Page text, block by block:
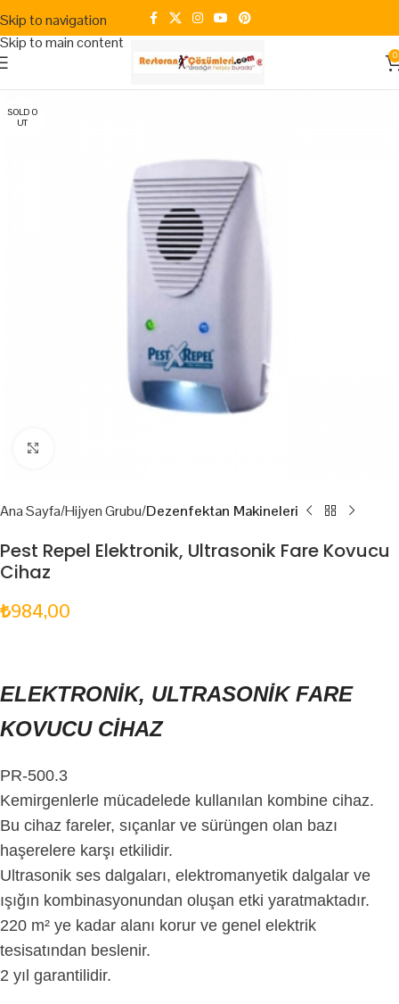
Skip to navigation
Skip to main content
0
SOLD O
UT
Ana Sayfa Hijyen Grubu Dezenfektan Makineleri
Pest Repel Elektronik, Ultrasonik Fare Kovucu
Cihaz
₺984,00
ELEKTRONİK, ULTRASONİK FARE
KOVUCU CİHAZ
PR-500.3
Kemirgenlerle mücadelede kullanılan kombine cihaz.
Bu cihaz fareler, sıçanlar ve sürüngen olan bazı
haşerelere karşı etkilidir.
Ultrasonik ses dalgaları, elektromanyetik dalgalar ve
ışığın kombinasyonundan oluşan etki yaratmaktadır.
220 m² ye kadar alanı korur ve genel elektrik
tesisatından beslenir.
2 yıl garantilidir.